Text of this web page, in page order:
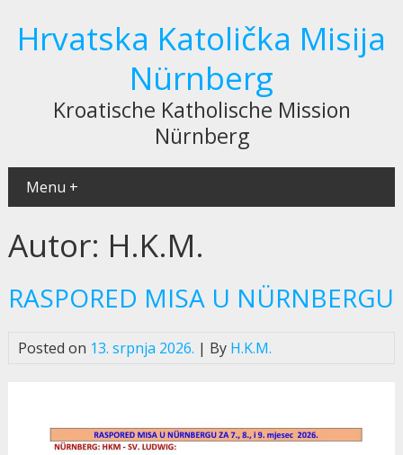
Hrvatska Katolička Misija
Nürnberg
Kroatische Katholische Mission
Nürnberg
Menu +
Autor: H.K.M.
RASPORED MISA U NÜRNBERGU
Posted on 13. srpnja 2026. | By H.K.M.